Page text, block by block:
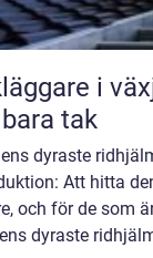
i växjö kunskap,
tak
dyraste
Att hitta
och för de som
dyraste